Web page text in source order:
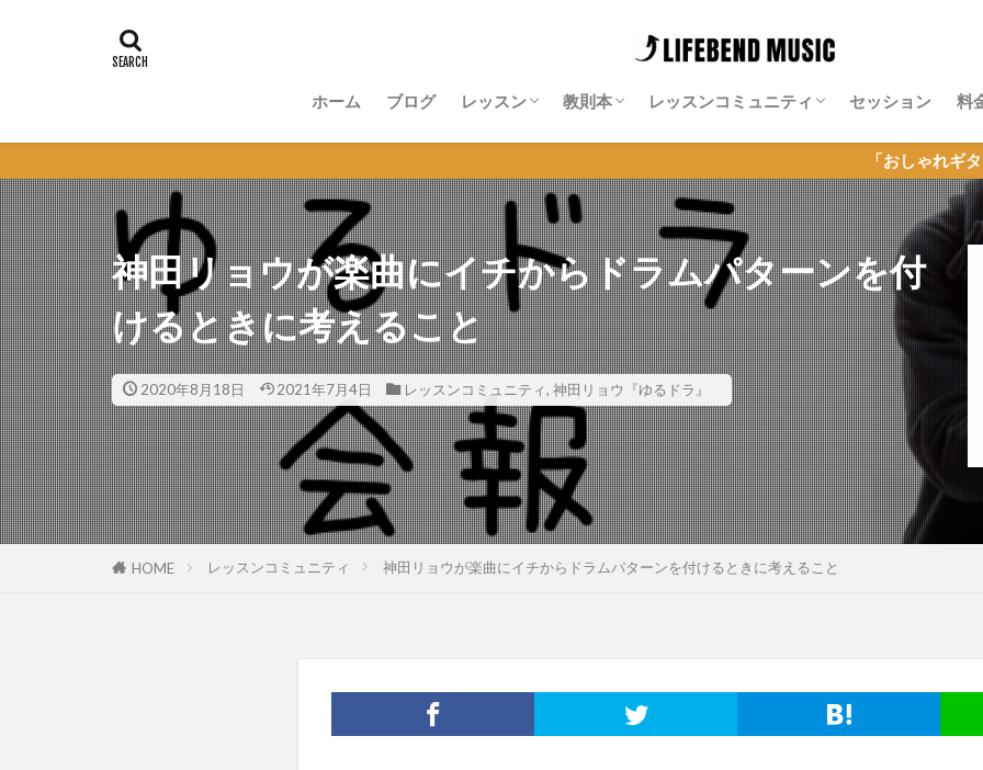
ホーム ブログ レッスン 教則本 レッスンコミュニティ
神田リョウ「神田式ゆるふわドラム塾オ
ンライン」
セッション 料
「おしゃれギター＆セッショ
神田リョウが楽曲にイチからドラムパターンを付
けるときに考えること
2020年8月18日 2021年7月4日 レッスンコミュニティ, 神田リョウ『ゆるドラ』
HOME レッスンコミュニティ 神田リョウが楽曲にイチからドラムパターンを付けるときに考えること